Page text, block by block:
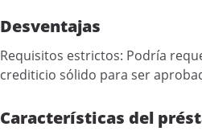
Desventajas
Requisitos estrictos: Podría
crediticio sólido para ser
Características del